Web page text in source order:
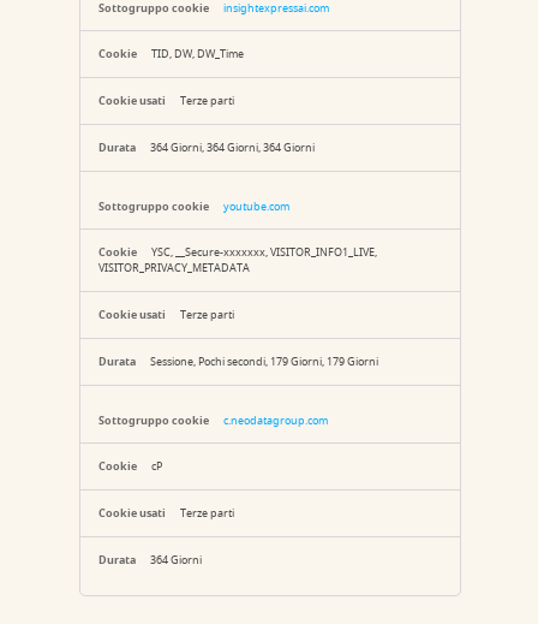
insightexpressai.com
TID, DW, DW_Time
Terze parti
364 Giorni, 364 Giorni, 364 Giorni
youtube.com
YSC, __Secure-xxxxxxx, VISITOR_INFO1_LIVE,
VISITOR_PRIVACY_METADATA
Terze parti
Sessione, Pochi secondi, 179 Giorni, 179 Giorni
c.neodatagroup.com
cP
Terze parti
364 Giorni